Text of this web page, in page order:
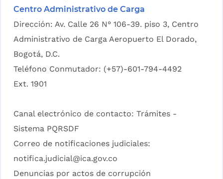
Centro Administrativo de Carga
Dirección: Av. Calle 26 N° 106-39. piso 3, Centro
Administrativo de Carga Aeropuerto El Dorado,
Bogotá, D.C.
Teléfono Conmutador: (+57)-601-794-4492
Ext. 1901
Canal electrónico de contacto: Trámites -
Sistema PQRSDF
Correo de notificaciones judiciales:
notifica.judicial@ica.gov.co
Denuncias por actos de corrupción